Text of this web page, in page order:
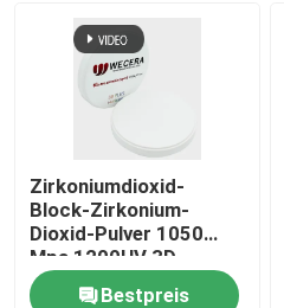
Zirkoniumdioxid-
Block-Zirkonium-
Dioxid-Pulver 1050
Mpa 1200HV 3D
mehrschichtiges
Bestpreis